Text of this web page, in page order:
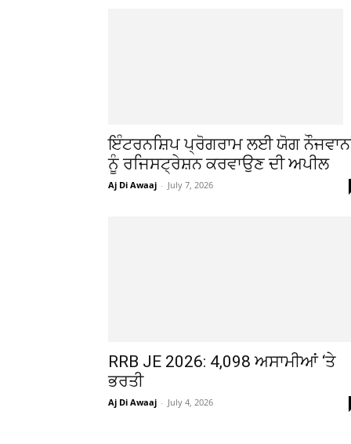
ਇੰਟਰਨਸ਼ਿਪ ਪ੍ਰੋਗਰਾਮ ਲਈ ਯੋਗ
ਨੂੰ ਰਜਿਸਟ੍ਰੇਸ਼ਨ ਕਰਵਾਉਣ ਦੀ ਅਪੀਲ
Aj Di Awaaj - July 7, 2026
RRB JE 2026: 4,098 ਅਸਾਮੀਆਂ ‘ਤੇ
ਭਰਤੀ
Aj Di Awaaj - July 4, 2026